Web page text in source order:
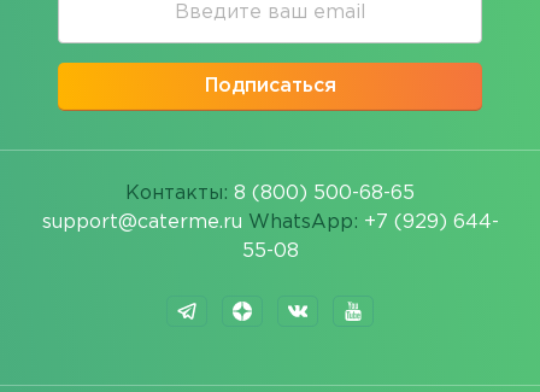
Подписаться
Контакты: 8 (800) 500-68-65
support@caterme.ru WhatsApp: +7 (929) 644-
55-08